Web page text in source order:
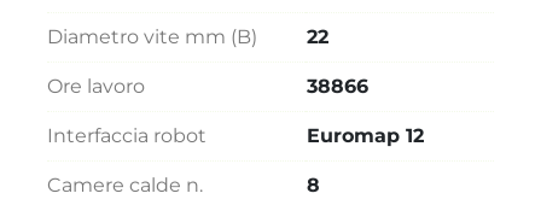
Diametro vite mm (B) 22
Ore lavoro 38866
Interfaccia robot Euromap 12
Camere calde n. 8